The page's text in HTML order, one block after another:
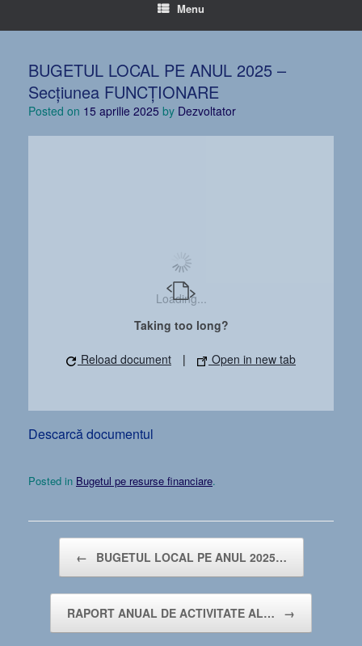
Menu
BUGETUL LOCAL PE ANUL 2025 –
Secțiunea FUNCȚIONARE
Posted on 15 aprilie 2025 by Dezvoltator
Loading...
Taking too long?
Reload document | Open in new tab
Descarcă documentul
Posted in Bugetul pe resurse financiare.
← BUGETUL LOCAL PE ANUL 2025…
RAPORT ANUAL DE ACTIVITATE AL… →